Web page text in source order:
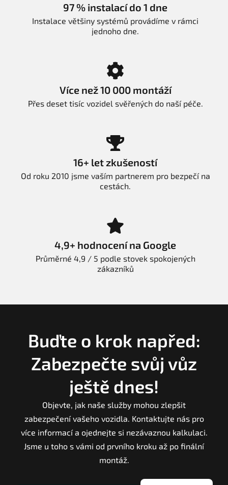
97 % instalací do 1 dne
Instalace většiny systémů provádíme v rámci
jednoho dne.
Více než 10 000 montáží
Přes deset tisíc vozidel svěřených do naší péče.
16+ let zkušeností
Od roku 2010 jsme vaším partnerem pro bezpečí na
cestách.
4,9+ hodnocení na Google
Průměrné 4,9 / 5 podle stovek spokojených
zákazníků
Buďte o krok napřed:
Zabezpečte svůj vůz
ještě dnes!
Objevte, jak naše služby mohou zlepšit
zabezpečení vašeho vozidla. Kontaktujte nás pro
více informací a ojednejte si nezávaznou kalkulaci.
Jsme u toho s vámi od prvního kroku až po finální
montáž.